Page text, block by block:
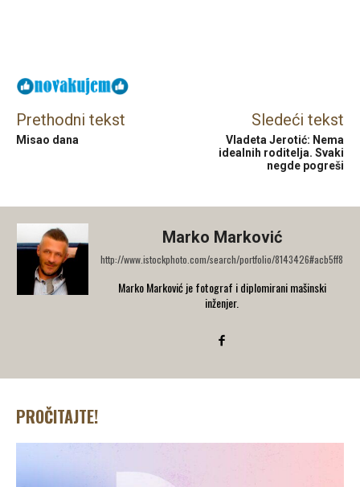
Prethodni tekst
Misao dana
Sledeći tekst
Vladeta Jerotić: Nema
idealnih roditelja. Svaki
negde pogreši
Marko Marković
http://www.istockphoto.com/search/portfolio/8143426#acb5ff8
Marko Marković je fotograf i diplomirani mašinski
inženjer.
PROČITAJTE!